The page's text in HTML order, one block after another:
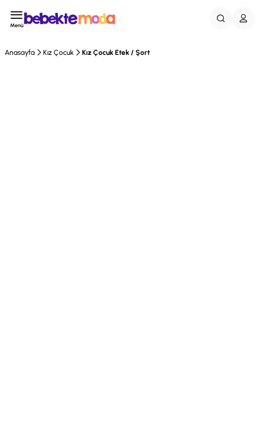
Menü
Anasayfa Kız Çocuk Kız Çocuk Etek / Şort